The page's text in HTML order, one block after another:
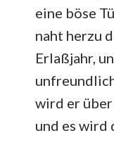
eine böse
naht herzu
Erlaßjahr,
wird er über
und es wird